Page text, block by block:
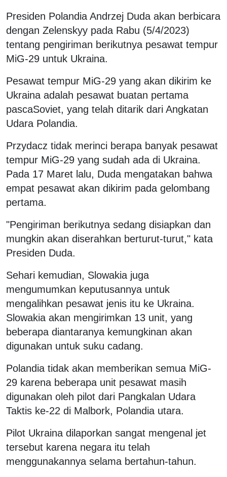
Presiden Polandia Andrzej Duda akan berbicara
dengan Zelenskyy pada Rabu (5/4/2023)
tentang pengiriman berikutnya pesawat tempur
MiG-29 untuk Ukraina.
Pesawat tempur MiG-29 yang akan dikirim ke
Ukraina adalah pesawat buatan pertama
pascaSoviet, yang telah ditarik dari Angkatan
Udara Polandia.
Przydacz tidak merinci berapa banyak pesawat
tempur MiG-29 yang sudah ada di Ukraina.
Pada 17 Maret lalu, Duda mengatakan bahwa
empat pesawat akan dikirim pada gelombang
pertama.
"Pengiriman berikutnya sedang disiapkan dan
mungkin akan diserahkan berturut-turut," kata
Presiden Duda.
Sehari kemudian, Slowakia juga
mengumumkan keputusannya untuk
mengalihkan pesawat jenis itu ke Ukraina.
Slowakia akan mengirimkan 13 unit, yang
beberapa diantaranya kemungkinan akan
digunakan untuk suku cadang.
Polandia tidak akan memberikan semua MiG-
29 karena beberapa unit pesawat masih
digunakan oleh pilot dari Pangkalan Udara
Taktis ke-22 di Malbork, Polandia utara.
Pilot Ukraina dilaporkan sangat mengenal jet
tersebut karena negara itu telah
menggunakannya selama bertahun-tahun.